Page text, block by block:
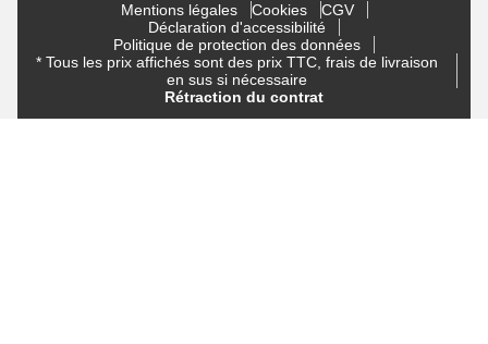
Mentions légales Cookies
CGV
Déclaration d'accessibilité
Politique de protection des données
* Tous les prix affichés sont des prix TTC, frais de livraison
en sus si nécessaire
Rétraction du contrat